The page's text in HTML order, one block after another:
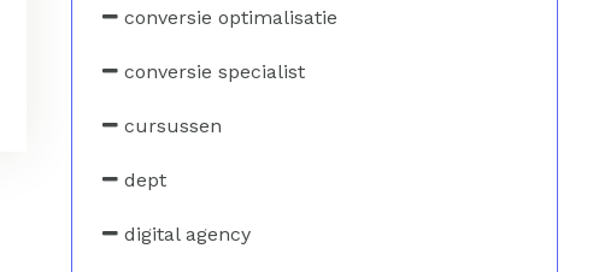
conversie optimalisatie
conversie specialist
cursussen
dept
digital agency